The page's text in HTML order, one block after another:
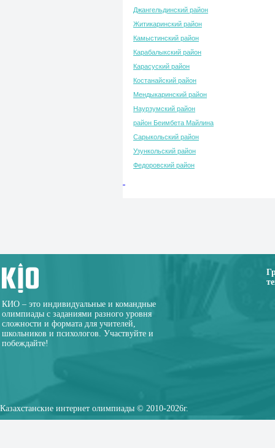
Джангельдинский район
Житикаринский район
Камыстинский район
Карабалыкский район
Карасуский район
Костанайский район
Мендыкаринский район
Наурзумский район
район Беимбета Майлина
Сарыкольский район
Узункольский район
Федоровский район
КИО – это индивидуальные и командные
олимпиады с заданиями разного уровня
сложности и формата для учителей,
школьников и психологов. Участвуйте и
побеждайте!
Казахстанские интернет олимпиады © 2010-2026г.